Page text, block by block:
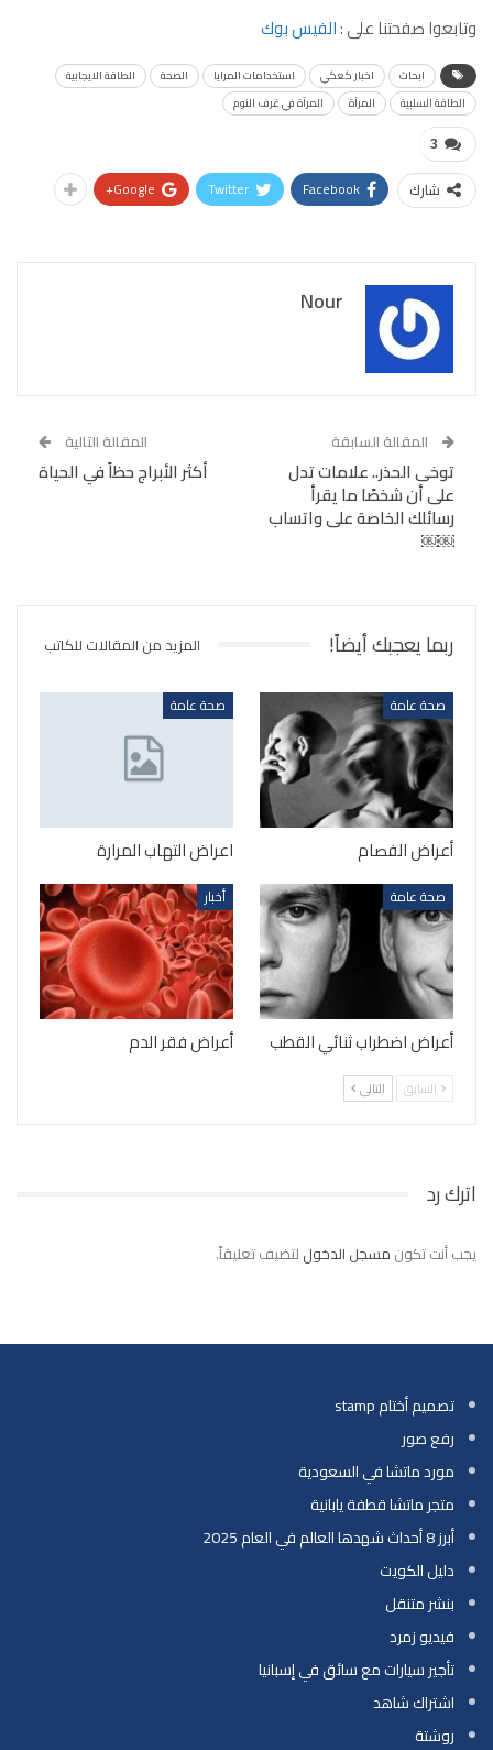
وتابعوا صفحتنا على :الفيس بوك
ابحاث اخبار كعكي استخدامات المرايا الصحة
الطاقة الايجابية
الطاقة السلبية
المرآة المرآة في غرف النوم
3
شارك Facebook
Twitter
Google+
Nour
المقالة السابقة
توخى الحذر.. علامات تدل
على أن شخصََا ما يقرأ
رسائلك الخاصة على واتساب
￼￼
المقالة التالية
أكثر الأبراج حظاً في الحياة
ربما يعجبك أيضاً! المزيد من المقالات للكاتب
صحة عامة
أعراض الفصام
صحة عامة
اعراض التهاب المرارة
صحة عامة
أعراض اضطراب ثنائي القطب
أخبار
أعراض فقر الدم
السابق التالي
اترك رد
يجب أنت تكون مسجل الدخول لتضيف تعليقاً.
تصميم أختام stamp
رفع صور
مورد ماتشا في السعودية
متجر ماتشا قطفة يابانية
أبرز 8 أحداث شهدها العالم في العام 2025
دليل الكويت
بنشر متنقل
فيديو زمرد
تأجير سيارات مع سائق في إسبانيا
اشتراك شاهد
روشتة